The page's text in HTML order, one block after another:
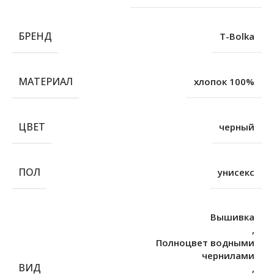
БРЕНД T-Bolka
МАТЕРИАЛ хлопок 100%
ЦВЕТ черный
ПОЛ унисекс
ВИД
Вышивка
,
Полноцвет водными
чернилами
,